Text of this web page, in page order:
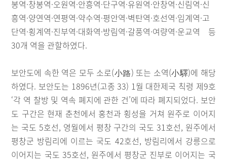
봉역·창봉역·오원역·안흥역·단구역·유원역·안창역·신림역·신
흥역·양연역·연평역·약수역·평안역·벽탄역·호선역·임계역·고
단역·횡계역·진부역·대화역·방림역·갈풍역·여량역·운교역 등
30개 역을 관할하였다.
보안도에 속한 역은 모두 소로(小路) 또는 소역(小驛)에 해당
하였다. 보안도는 1896년(고종 33) 1월 대한제국 칙령 제9호
‘각 역 찰방 및 역속 폐지에 관한 건’에 따라 폐지되었다. 보안
도 구간은 현재 춘천에서 홍천과 횡성을 거쳐 원주로 이어지
는 국도 5호선, 영월에서 평창 구간의 국도 31호선, 원주에서
평창군 방림리에 이르는 국도 42호선, 방림리에서 강릉으로
이어지는 국도 35호선, 원주에서 평창군 진부로 이어지는 국